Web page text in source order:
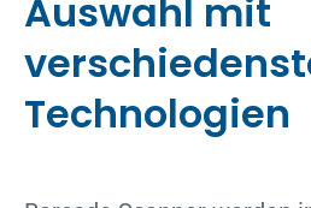
Auswahl mit
Technologien